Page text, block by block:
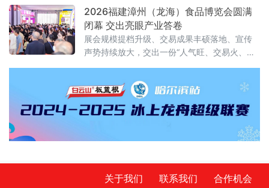
表示，上半年工业和信息化持续向新向优发
展。工业“半年报”数据亮眼，规模以上工业增加
值同比增长5.4%，工业对经济增长贡献率超
35%。从新技术突破到新赛道火热，中国制造
正加速涌现“新”力量。经济运行总体平稳 工
2026福建漳州（龙海）食品博览会圆满
闭幕 交出亮眼产业答卷
展会规模提档升级、交易成果丰硕落地、宣传
声势持续放大，交出一份“人气旺、交易火、渠
亮“中国休闲食品名城”金字招牌。人流资金双向
汇聚 交易热度“节节高”展会人气爆棚、交易
关于我们 联系我们
合作机会